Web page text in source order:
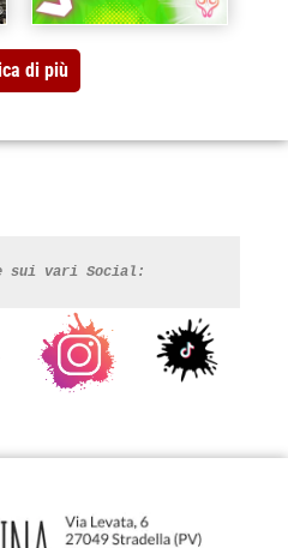
di più
sui vari Social: